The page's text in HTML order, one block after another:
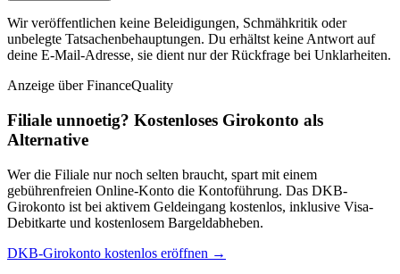
Wir veröffentlichen keine Beleidigungen, Schmähkritik oder
unbelegte Tatsachenbehauptungen. Du erhältst keine Antwort auf
deine E-Mail-Adresse, sie dient nur der Rückfrage bei Unklarheiten.
Anzeige über FinanceQuality
Filiale unnoetig? Kostenloses Girokonto als
Alternative
Wer die Filiale nur noch selten braucht, spart mit einem
gebührenfreien Online-Konto die Kontoführung. Das DKB-
Girokonto ist bei aktivem Geldeingang kostenlos, inklusive Visa-
Debitkarte und kostenlosem Bargeldabheben.
DKB-Girokonto kostenlos eröffnen →